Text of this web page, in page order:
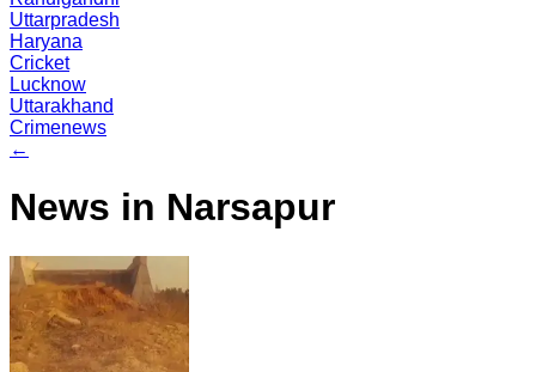
Uttarpradesh
Haryana
Cricket
Lucknow
Uttarakhand
Crimenews
←
News in Narsapur